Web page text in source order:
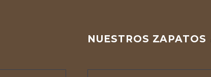
NUESTROS ZAPATOS